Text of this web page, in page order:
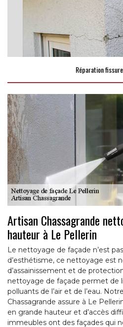
Réparation
Artisan Chassagrande
hauteur à Le Pellerin
Le nettoyage de façade n’est
d’esthétisme, ce nettoyage est
d’assainissement et de
nettoyage de façade permet de
polluants de l’air et de l’eau.
Chassagrande assure à Le
en grande hauteur et d’accès
immeubles ont des façades qui